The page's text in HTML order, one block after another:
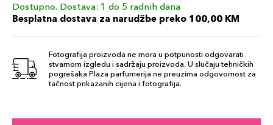
Dostupno. Dostava: 1 do 5 radnih dana
Besplatna dostava za narudžbe preko 100,00 KM
Fotografija proizvoda ne mora u potpunosti odgovarati
stvarnom izgledu i sadržaju proizvoda. U slučaju tehničkih
pogrešaka Plaza parfumerija ne preuzima odgovornost za
tačnost prikazanih cijena i fotografija.